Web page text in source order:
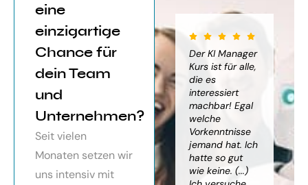
eine
einzigartige
Chance für
dein Team
und
Unternehmen?
Seit vielen
Monaten setzen wir
uns intensiv mit
von
sehr
Der KI Manager
mich sehr
toller Überblick
über alles, was
mit kleinem
Ausblick.
Der KI Manager
Kurs ist für alle,
die es
interessiert
machbar! Egal
welche
Vorkenntnisse
jemand hat. Ich
hatte so gut
wie keine. (...)